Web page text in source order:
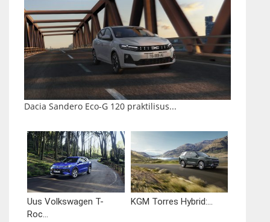
Dacia Sandero Eco-G 120 praktilisus...
Uus Volkswagen T-
Roc...
KGM Torres Hybrid:...